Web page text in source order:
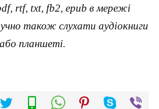
rtf, txt, fb2, epub в мережі
також слухати аудіокниги
планшеті.